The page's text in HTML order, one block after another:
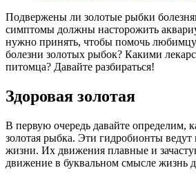
Подвержены ли золотые рыбки
симптомы должны насторожить
нужно принять, чтобы помочь
болезни золотых рыбок? Какими
питомца? Давайте разбираться!
Здоровая золотая
В первую очередь давайте определим,
золотая рыбка. Эти гидробионты
жизни. Их движения плавные и
движение в буквальном смысле жизнь